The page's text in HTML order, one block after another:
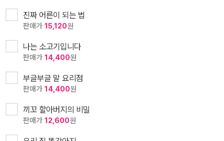
진짜 어른이 되는 법
판매가 15,120원
나는 소고기입니다
판매가 14,400원
부글부글 말 요리점
판매가 14,400원
끼꼬 할아버지의 비밀
판매가 12,600원